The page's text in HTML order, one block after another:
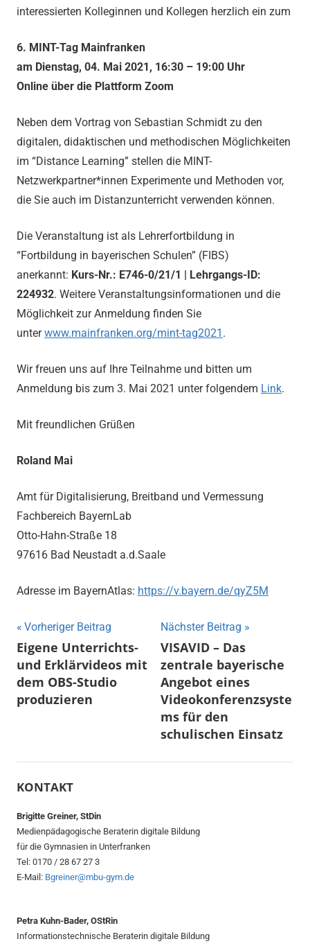
interessierten Kolleginnen und Kollegen herzlich ein zum
6. MINT-Tag Mainfranken
am Dienstag, 04. Mai 2021, 16:30 – 19:00 Uhr
Online über die Plattform Zoom
Neben dem Vortrag von Sebastian Schmidt zu den
digitalen, didaktischen und methodischen Möglichkeiten
im “Distance Learning” stellen die MINT-
Netzwerkpartner*innen Experimente und Methoden vor,
die Sie auch im Distanzunterricht verwenden können.
Die Veranstaltung ist als Lehrerfortbildung in
“Fortbildung in bayerischen Schulen” (FIBS)
anerkannt: Kurs-Nr.: E746-0/21/1 | Lehrgangs-ID:
224932. Weitere Veranstaltungsinformationen und die
Möglichkeit zur Anmeldung finden Sie
unterwww.mainfranken.org/mint-tag2021 .
Wir freuen uns auf Ihre Teilnahme und bitten um
Anmeldung bis zum 3. Mai 2021 unter folgendem Link.
Mit freundlichen Grüßen
Roland Mai
Amt für Digitalisierung, Breitband und Vermessung
Fachbereich BayernLab
Otto-Hahn-Straße 18
97616 Bad Neustadt a.d.Saale
Adresse im BayernAtlas: https://v.bayern.de/qyZ5M
Beitragsnavigation
Vorheriger Beitrag
Eigene Unterrichts-
und Erklärvideos mit
dem OBS-Studio
produzieren
Nächster Beitrag
VISAVID – Das
zentrale bayerische
Angebot eines
Videokonferenzsyste
ms für den
schulischen Einsatz
KONTAKT
Brigitte Greiner, StDin
Medienpädagogische Beraterin digitale Bildung
für die Gymnasien in Unterfranken
Tel: 0170 / 28 67 27 3
E-Mail: Bgreiner@mbu-gym.de
Petra Kuhn-Bader, OStRin
Informationstechnische Beraterin digitale Bildung